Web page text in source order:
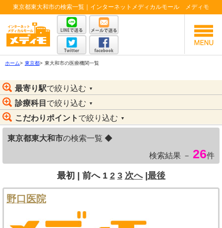
東京都東大和市の検索一覧｜インターネットメディカルモール メディモ
ホーム> 東京都> 東大和市の医療機関一覧
最寄り駅で絞り込む ▼
診療科目 で絞り込む ▼
こだわりポイント で絞り込む ▼
東京都東大和市の検索一覧 ◆
検索結果 － 26件
最初 | 前へ 1 2 3 次へ|最後
野口医院